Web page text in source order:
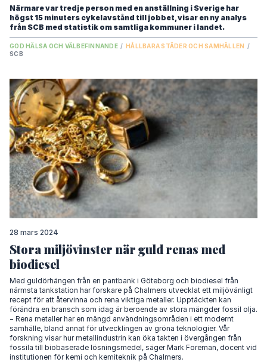
Närmare var tredje person med en anställning i Sverige har
högst 15 minuters cykelavstånd till jobbet, visar en ny analys
från SCB med statistik om samtliga kommuner i landet.
GOD HÄLSA OCH VÄLBEFINNANDE / HÅLLBARA STÄDER OCH SAMHÄLLEN /
SCB
28 mars 2024
Stora miljövinster när guld renas med
biodiesel
Med guldörhängen från en pantbank i Göteborg och biodiesel från
närmsta tankstation har forskare på Chalmers utvecklat ett miljövänligt
recept för att återvinna och rena viktiga metaller. Upptäckten kan
förändra en bransch som idag är beroende av stora mängder fossil olja.
− Rena metaller har en mängd användningsområden i ett modernt
samhälle, bland annat för utvecklingen av gröna teknologier. Vår
forskning visar hur metallindustrin kan öka takten i övergången från
fossila till biobaserade lösningsmedel, säger Mark Foreman, docent vid
institutionen för kemi och kemiteknik på Chalmers.